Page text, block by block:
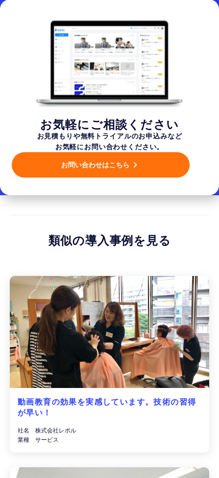
お気軽にご相談ください
お見積もりや無料トライアルのお申込みなど
お気軽にお問い合わせください。
お問い合わせはこちら
類似の導入事例を見る
動画教育の効果を実感しています。技術の習得
が早い！
社名 株式会社レボル
業種 サービス